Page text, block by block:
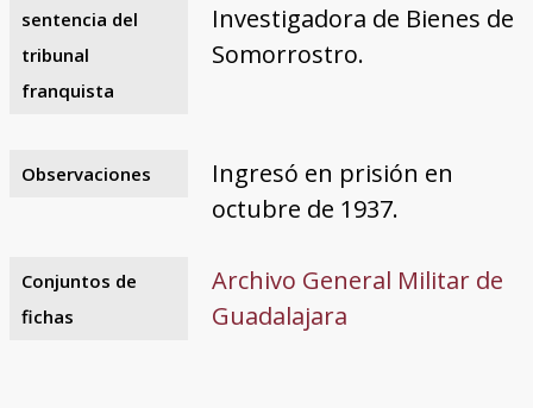
sentencia del
tribunal
franquista
Investigadora de Bienes de
Somorrostro.
Observaciones
Ingresó en prisión en
octubre de 1937.
Conjuntos de
fichas
Archivo General Militar de
Guadalajara